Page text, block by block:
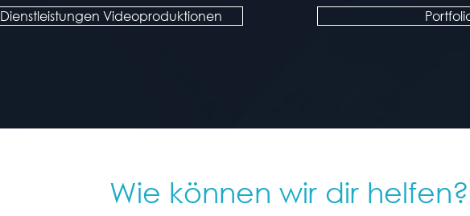
Dienstleistungen Videoproduktionen
Wie können wir dir helfen?